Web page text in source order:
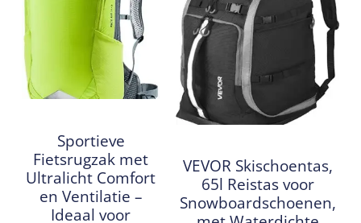
Sportieve
Fietsrugzak met
Ultralicht Comfort
en Ventilatie –
Ideaal voor
VEVOR Skischoentas,
65l Reistas voor
Snowboardschoenen,